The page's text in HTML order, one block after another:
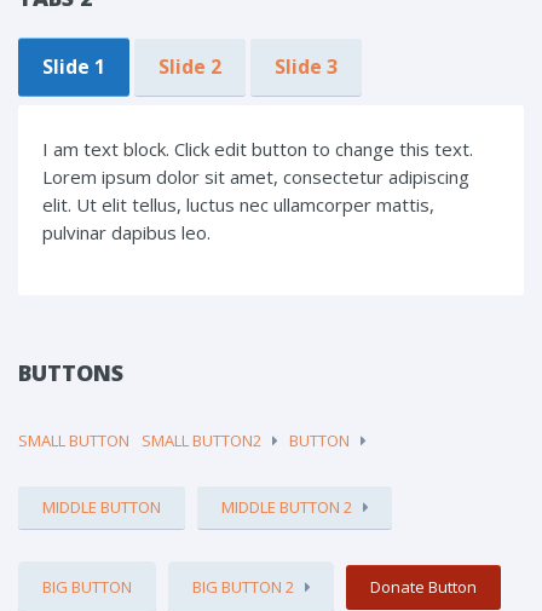
Slide 1 Slide 2 Slide 3
I am text block. Click edit button to change this text.
Lorem ipsum dolor sit amet, consectetur adipiscing
elit. Ut elit tellus, luctus nec ullamcorper mattis,
pulvinar dapibus leo.
BUTTONS
SMALL BUTTON SMALL BUTTON2 BUTTON
MIDDLE BUTTON MIDDLE BUTTON 2
BIG BUTTON BIG BUTTON 2 Donate Button